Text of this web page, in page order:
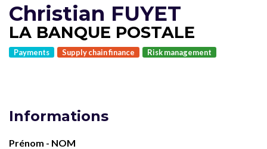
Christian FUYET
LA BANQUE POSTALE
Payments Supply chain finance Risk management
Informations
Prénom - NOM